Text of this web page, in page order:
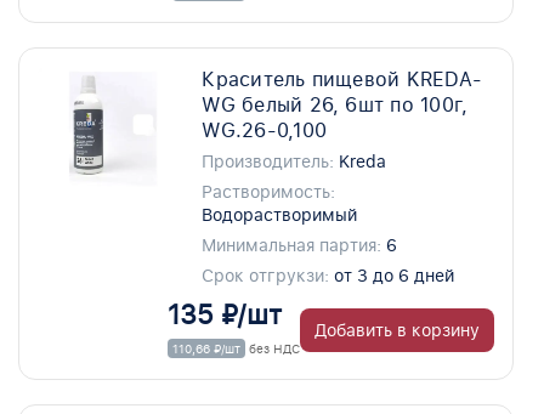
Краситель пищевой KREDA-
WG белый 26, 6шт по 100г,
WG.26-0,100
Производитель: Kreda
Растворимость:
Водорастворимый
Минимальная партия: 6
Срок отгрукзи: от 3 до 6 дней
135 ₽/шт
110,66 ₽/шт без НДС
Добавить в корзину